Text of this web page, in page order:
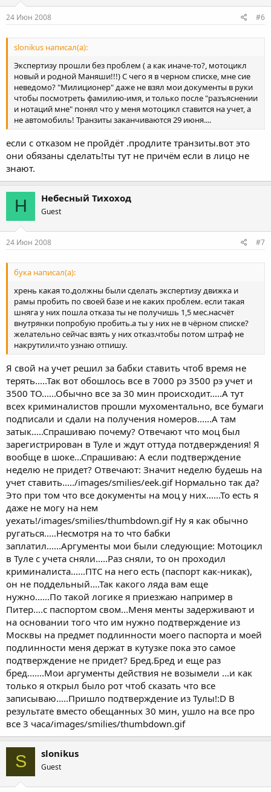
24 Июн 2008 #6
slonikus написал(а):
Экспертизу прошли без проблем ( а как иначе-то?, мотоцикл
новый и родной Маняши!!!) С чего я в черном списке, мне сие
неведомо? "Милиционер" даже не взял мои документы в руки
чтобы посмотреть фамилию-имя, и только после "разъяснении
и нотаций мне" понял что у меня мотоцикл ставится на учет, а
не автомобиль! Транзиты заканчиваются 29 июня....
если с отказом не пройдёт .продлите транзиты.вот это
они обязаны сделать!ты тут не причём если в лицо не
знают.
Н Небесный Тихоход
Guest
24 Июн 2008 #7
бука написал(а):
хрень какая то.должны были сделать экспертизу движка и
рамы пробить по своей базе и не каких проблем. если такая
шняга у них пошла отказа ты не получишь 1,5 мес.насчёт
внутрянки попробую пробить.а ты у них не в чёрном списке?
желательно сейчас взять у них отказ.чтобы потом штраф не
накрутили.что узнаю отпишу.
Я свой на учет решил за бабки ставить чтоб время не
терять.....Так вот обошлось все в 7000 рэ 3500 рэ учет и
3500 ТО......Обычно все за 30 мин происходит.....А тут
всех криминалистов прошли мухоментально, все бумаги
подписали и сдали на получения номеров......А там
затык.....Спрашиваю почему? Отвечают что моц был
зарегистрирован в Туле и ждут оттуда потдверждения! Я
вообще в шоке...Спрашиваю: А если подтверждение
неделю не придет? Отвечают: Значит неделю будешь на
учет ставить...../images/smilies/eek.gif Нормально так да?
Это при том что все документы на моц у них......То есть я
даже не могу на нем
уехать!/images/smilies/thumbdown.gif Ну я как обычно
ругаться.....Несмотря на то что бабки
заплатил......Аргументы мои были следующие: Мотоцикл
в Туле с учета сняли.....Раз сняли, то он проходил
криминалиста......ПТС на него есть (паспорт как-никак),
он не поддельный....Так какого ляда вам еще
нужно......По такой логике я приезжаю например в
Питер....с паспортом свом...Меня менты задерживают и
на основании того что им нужно подтверждение из
Москвы на предмет подлинности моего паспорта и моей
подлинности меня держат в кутузке пока это самое
подтверждение не придет? Бред.Бред и еще раз
бред.......Мои аргументы действия не возымели ...и как
только я открыл было рот чтоб сказать что все
записываю.....Пришло подтверждение из Тулы!:D В
результате вместо обещанных 30 мин, ушло на все про
все 3 часа/images/smilies/thumbdown.gif
S slonikus
Guest